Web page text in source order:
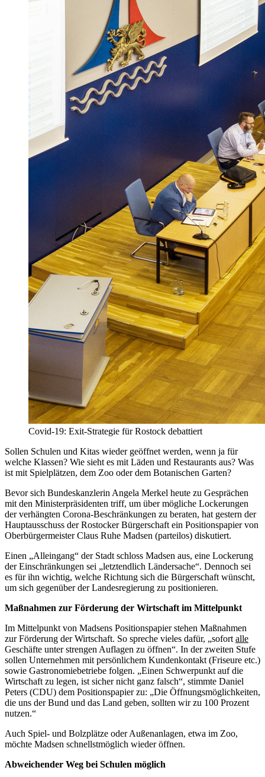
Covid-19: Exit-Strategie für Rostock debattiert
Sollen Schulen und Kitas wieder geöffnet werden, wenn ja für
welche Klassen? Wie sieht es mit Läden und Restaurants aus? Was
ist mit Spielplätzen, dem Zoo oder dem Botanischen Garten?
Bevor sich Bundeskanzlerin Angela Merkel heute zu Gesprächen
mit den Ministerpräsidenten triff, um über mögliche Lockerungen
der verhängten Corona-Beschränkungen zu beraten, hat gestern der
Hauptausschuss der Rostocker Bürgerschaft ein Positionspapier von
Oberbürgermeister Claus Ruhe Madsen (parteilos) diskutiert.
Einen „Alleingang“ der Stadt schloss Madsen aus, eine Lockerung
der Einschränkungen sei „letztendlich Ländersache“. Dennoch sei
es für ihn wichtig, welche Richtung sich die Bürgerschaft wünscht,
um sich gegenüber der Landesregierung zu positionieren.
Maßnahmen zur Förderung der Wirtschaft im Mittelpunkt
Im Mittelpunkt von Madsens Positionspapier stehen Maßnahmen
zur Förderung der Wirtschaft. So spreche vieles dafür, „sofort alle
Geschäfte unter strengen Auflagen zu öffnen“. In der zweiten Stufe
sollen Unternehmen mit persönlichem Kundenkontakt (Friseure etc.)
sowie Gastronomiebetriebe folgen. „Einen Schwerpunkt auf die
Wirtschaft zu legen, ist sicher nicht ganz falsch“, stimmte Daniel
Peters (CDU) dem Positionspapier zu: „Die Öffnungsmöglichkeiten,
die uns der Bund und das Land geben, sollten wir zu 100 Prozent
nutzen.“
Auch Spiel- und Bolzplätze oder Außenanlagen, etwa im Zoo,
möchte Madsen schnellstmöglich wieder öffnen.
Abweichender Weg bei Schulen möglich